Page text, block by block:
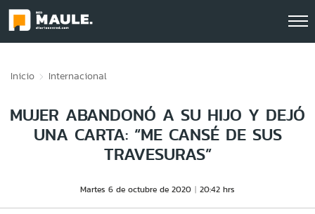
Inicio Internacional
MUJER ABANDONÓ A SU HIJO Y DEJÓ
UNA CARTA: “ME CANSÉ DE SUS
TRAVESURAS”
Martes 6 de octubre de 2020 20:42 hrs